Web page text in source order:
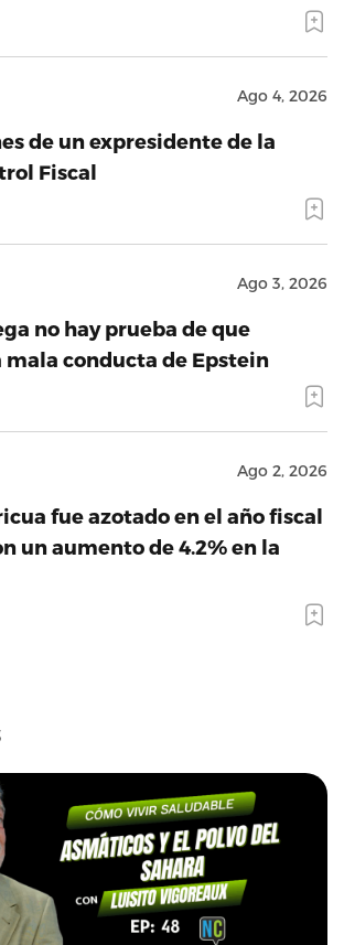
Ago 4, 2026
de un expresidente de la
Fiscal
Ago 3, 2026
no hay prueba de que
mala conducta de Epstein
Ago 2, 2026
fue azotado en el año fiscal
un aumento de 4.2% en la